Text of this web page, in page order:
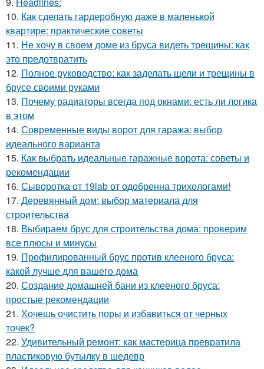
10. Как сделать гардеробную даже в маленькой
квартире: практические советы
11. Не хочу в своем доме из бруса видеть трещины: как
это предотвратить
12. Полное руководство: как заделать щели и трещины в
брусе своими руками
13. Почему радиаторы всегда под окнами: есть ли логика
в этом
14. Современные виды ворот для гаража: выбор
идеального варианта
15. Как выбрать идеальные гаражные ворота: советы и
рекомендации
16. Сыворотка от 19lab от одобренна трихологами!
17. Деревянный дом: выбор материала для
строительства
18. Выбираем брус для строительства дома: проверим
все плюсы и минусы
19. Профилированный брус против клееного бруса:
какой лучше для вашего дома
20. Создание домашней бани из клееного бруса:
простые рекомендации
21. Хочешь очистить поры и избавиться от черных
точек?
22. Удивительный ремонт: как мастерица превратила
пластиковую бутылку в шедевр